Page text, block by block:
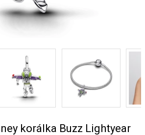
korálka Buzz Lightyear